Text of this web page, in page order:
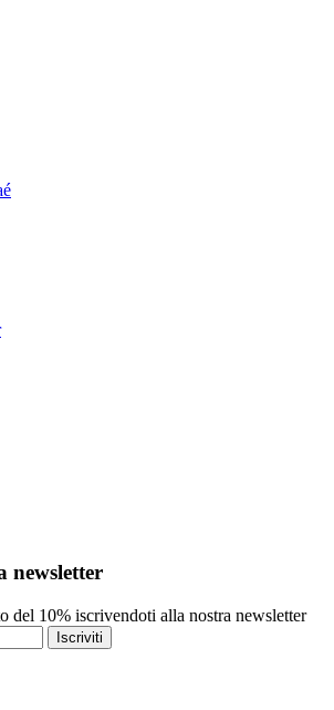
newsletter
del 10% iscrivendoti alla nostra newsletter
Iscriviti